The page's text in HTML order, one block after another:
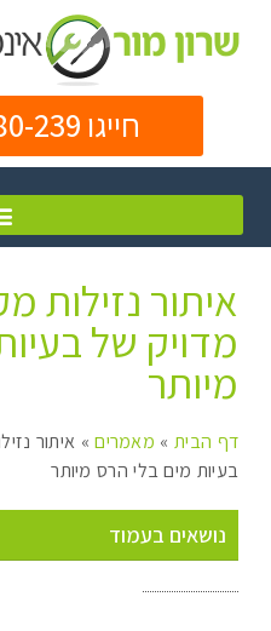
חייגו 072-33-80-239
איתור נזילות
מדויק של
מיותר
דף הבית» מאמרים» איתור
בעיות מים בלי הרס מיותר
נושאים בעמוד